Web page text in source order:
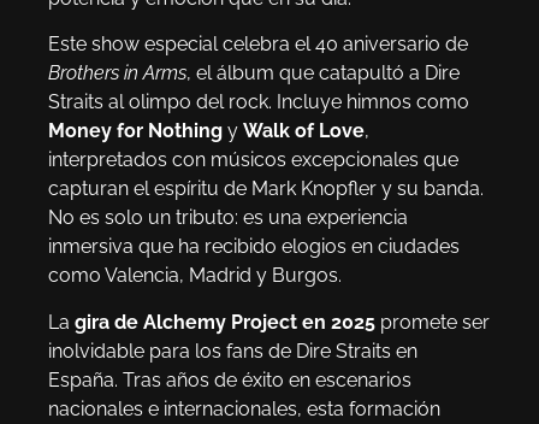
Este show especial celebra el 40 aniversario de
Brothers in Arms, el álbum que catapultó a Dire
Straits al olimpo del rock. Incluye himnos como
Money for Nothing y Walk of Love,
interpretados con músicos excepcionales que
capturan el espíritu de Mark Knopfler y su banda.
No es solo un tributo: es una experiencia
inmersiva que ha recibido elogios en ciudades
como Valencia, Madrid y Burgos.
La gira de Alchemy Project en 2025 promete ser
inolvidable para los fans de Dire Straits en
España. Tras años de éxito en escenarios
nacionales e internacionales, esta formación